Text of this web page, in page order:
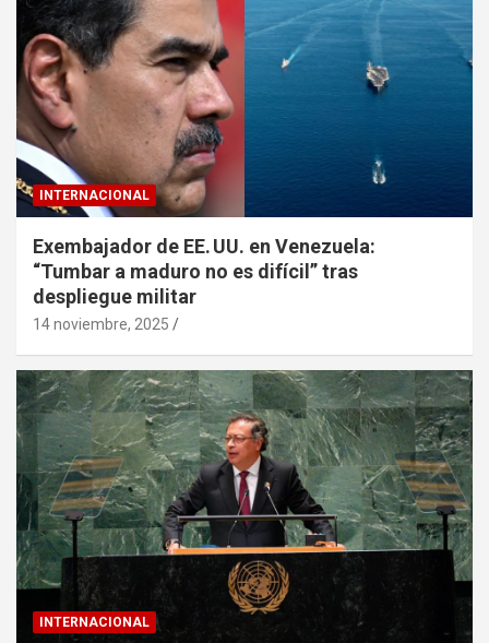
INTERNACIONAL
Exembajador de EE. UU. en Venezuela:
“Tumbar a maduro no es difícil” tras
despliegue militar
14 noviembre, 2025
INTERNACIONAL